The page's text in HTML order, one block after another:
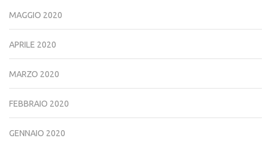
MAGGIO 2020
APRILE 2020
MARZO 2020
FEBBRAIO 2020
GENNAIO 2020